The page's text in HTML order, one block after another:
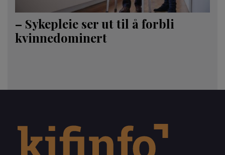
– Sykepleie ser ut til å forbli
kvinnedominert